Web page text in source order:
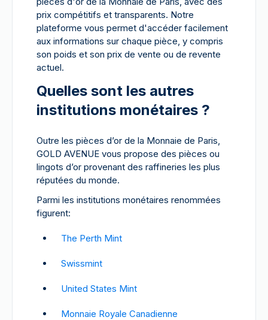
prix compétitifs et transparents. Notre
plateforme vous permet d'accéder facilement
aux informations sur chaque pièce, y compris
son poids et son prix de vente ou de revente
actuel.
Quelles sont les autres
institutions monétaires ?
Outre les pièces d’or de la Monnaie de Paris,
GOLD AVENUE vous propose des pièces ou
lingots d’or provenant des raffineries les plus
réputées du monde.
Parmi les institutions monétaires renommées
figurent:
The Perth Mint
Swissmint
United States Mint
Monnaie Royale Canadienne